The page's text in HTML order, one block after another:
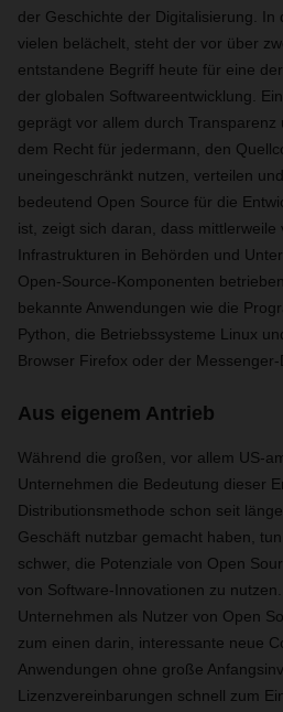
der Geschichte der Digitalisierung. In
vielen belächelt, steht der vor über
entstandene Begriff heute für eine
der globalen Softwareentwicklung.
geprägt vor allem durch
dem Recht für jedermann, den
uneingeschränkt nutzen, verteilen
bedeutend Open Source für die
ist, zeigt sich daran, dass mittlerweile
Infrastrukturen in Behörden und
Open-Source-Komponenten
bekannte Anwendungen wie die
Python, die Betriebssysteme Linux
Browser Firefox oder der Messenger-
Aus eigenem Antrieb
Während die großen, vor allem US-
Unternehmen die Bedeutung dieser
Distributionsmethode schon seit
Geschäft nutzbar gemacht haben,
schwer, die Potenziale von Open
von Software-Innovationen zu
Unternehmen als Nutzer von Open
zum einen darin, interessante neue
Anwendungen ohne große
Lizenzvereinbarungen schnell zum